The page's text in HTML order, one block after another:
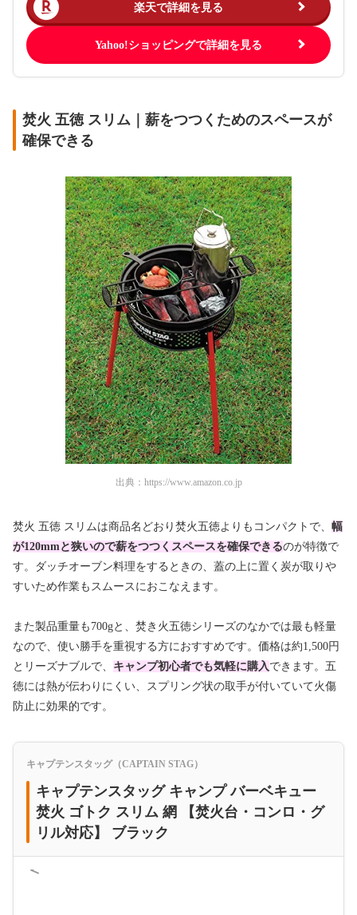
楽天で詳細を見る
Yahoo!ショッピングで詳細を見る
焚火 五徳 スリム｜薪をつつくためのスペースが
確保できる
出典： https://www.amazon.co.jp
焚火 五徳 スリムは商品名どおり焚火五徳よりもコンパクトで、 幅
が120mmと狭いので薪をつつくスペースを確保できるのが特徴で
す。ダッチオーブン料理をするときの、蓋の上に置く炭が取りや
すいため作業もスムースにおこなえます。
また製品重量も700gと、焚き火五徳シリーズのなかでは最も軽量
なので、使い勝手を重視する方におすすめです。価格は約1,500円
とリーズナブルで、 キャンプ初心者でも気軽に購入 できます。五
徳には熱が伝わりにくい、スプリング状の取手が付いていて火傷
防止に効果的です。
キャプテンスタッグ（CAPTAIN STAG）
キャプテンスタッグ キャンプ バーベキュー
焚火 ゴトク スリム 網 【焚火台・コンロ・グ
リル対応】 ブラック
＜